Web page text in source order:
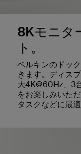
8Kモニタ
ト。
ベルキンのドッ
きます。ディス
大4K@60Hz、3
をお楽しみいた
タスクなどに最